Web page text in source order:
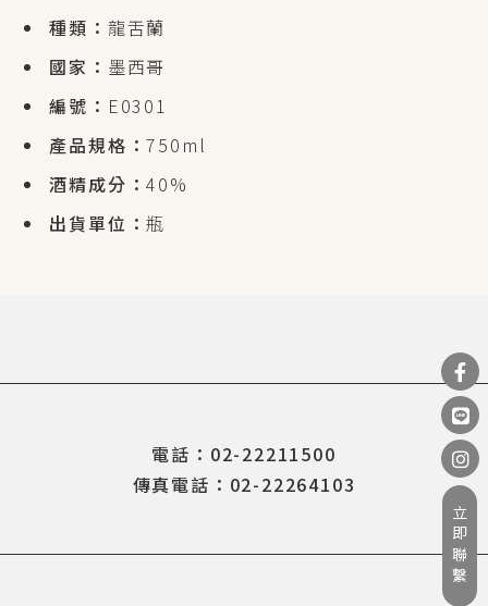
種類： 龍舌蘭
國家： 墨西哥
編號： E0301
產品規格：750ml
酒精成分：40%
出貨單位：瓶
立即聯繫
電話：02-22211500
傳真電話：02-22264103